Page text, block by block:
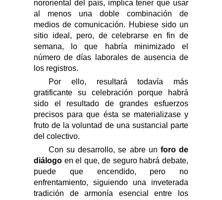
nororiental del país, implica tener que usar
al menos una doble combinación de
medios de comunicación. Hubiese sido un
sitio ideal, pero, de celebrarse en fin de
semana, lo que habríaminimizado el
número de días laborales de ausencia de
los registros.
Por ello, resultará todavía más
gratificante su celebración porque habrá
sido el resultado de grandes esfuerzos
precisos para que ésta se materializasey
fruto de la voluntad de una sustancial parte
del colectivo.
Con sudesarrollo, se abre un foro de
diálogo en el que, de seguro habrá debate,
puede que encendido, pero no
enfrentamiento, siguiendo una inveterada
tradición de armonía esencial entre los